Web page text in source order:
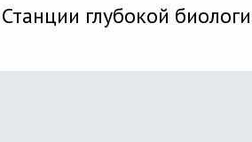
Станции глубокой